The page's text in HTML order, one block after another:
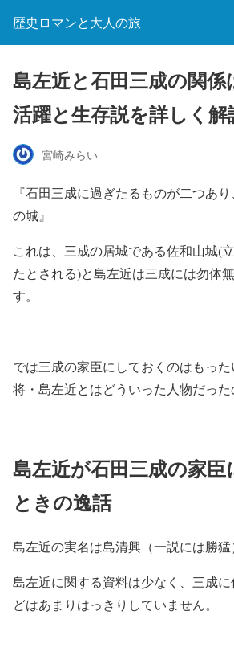
歴史ロマンと大人の旅
島左近と石田三成の関係
活躍と生存説を詳しく解
宮崎みらい
『石田三成に過ぎたるものが二つあ
の城』
これは、三成の居城である佐和山城(
たとされる)と島左近は三成には勿体
す。
では三成の家臣にしておくのはもっ
将・島左近とはどういった人物だった
島左近が石田三成の家
ときの逸話
島左近の実名は島清興（一説には勝猛
島左近に関する資料は少なく、三成
どはあまりはっきりしていません。